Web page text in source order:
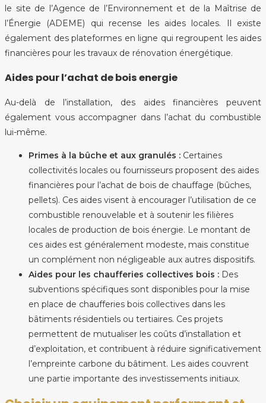
le site de l’Agence de l’Environnement et de la Maîtrise de
l’Énergie (ADEME) qui recense les aides locales. Il existe
également des plateformes en ligne qui regroupent les aides
financières pour les travaux de rénovation énergétique.
Aides pour l’achat de bois energie
Au-delà de l’installation, des aides financières peuvent
également vous accompagner dans l’achat du combustible
lui-même.
Primes à la bûche et aux granulés : Certaines
collectivités locales ou fournisseurs proposent des aides
financières pour l’achat de bois de chauffage (bûches,
pellets). Ces aides visent à encourager l’utilisation de ce
combustible renouvelable et à soutenir les filières
locales de production de bois énergie. Le montant de
ces aides est généralement modeste, mais constitue
un complément non négligeable aux autres dispositifs.
Aides pour les chaufferies collectives bois : Des
subventions spécifiques sont disponibles pour la mise
en place de chaufferies bois collectives dans les
bâtiments résidentiels ou tertiaires. Ces projets
permettent de mutualiser les coûts d’installation et
d’exploitation, et contribuent à réduire significativement
l’empreinte carbone du bâtiment. Les aides couvrent
une partie importante des investissements initiaux.